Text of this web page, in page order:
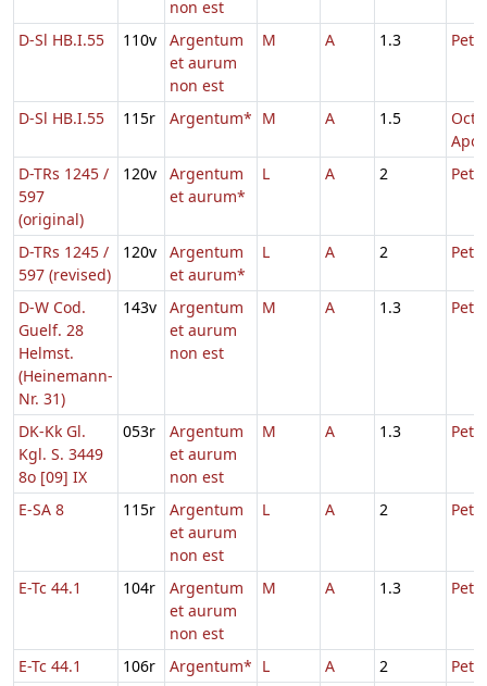
non est
D-Sl HB.I.55
110v
Argentum
et aurum
non est
M A 1.3
D-Sl HB.I.55 115r Argentum* M A 1.5
D-TRs 1245 /
597
(original)
120v
Argentum
et aurum*
L A 2 Petri
D-TRs 1245 /
597 (revised)
120v
Argentum
et aurum*
L A 2 Petri
D-W Cod.
Guelf. 28
Helmst.
(Heinemann-
Nr. 31)
143v
Argentum
et aurum
non est
M A 1.3 Petri
DK-Kk Gl.
Kgl. S. 3449
8o [09] IX
053r
Argentum
et aurum
non est
M A 1.3
E-SA 8 115r
Argentum
et aurum
non est
L A 2
E-Tc 44.1 104r
Argentum
et aurum
non est
M A 1.3 Petri
E-Tc 44.1 106r Argentum* L A 2
Petri